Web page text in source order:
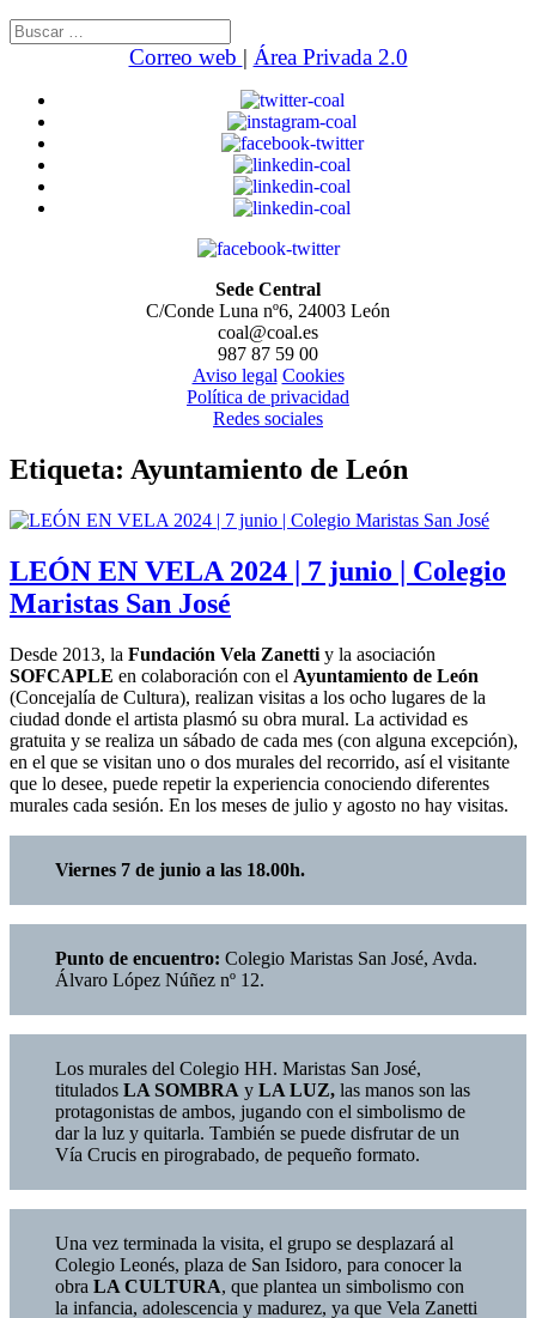
Buscar:
Correo web | Área Privada 2.0
Sede Central
C/Conde Luna nº6, 24003 León
coal@coal.es
987 87 59 00
Aviso legal Cookies
Política de privacidad
Redes sociales
Etiqueta: Ayuntamiento de León
LEÓN EN VELA 2024 | 7 junio | Colegio
Maristas San José
Desde 2013, la Fundación Vela Zanetti y la asociación
SOFCAPLE en colaboración con el Ayuntamiento de León
(Concejalía de Cultura), realizan visitas a los ocho lugares de la
ciudad donde el artista plasmó su obra mural. La actividad es
gratuita y se realiza un sábado de cada mes (con alguna excepción),
en el que se visitan uno o dos murales del recorrido, así el visitante
que lo desee, puede repetir la experiencia conociendo diferentes
murales cada sesión. En los meses de julio y agosto no hay visitas.
Viernes 7 de junio a las 18.00h.
Punto de encuentro: Colegio Maristas San José, Avda.
Álvaro López Núñez nº 12.
Los murales del Colegio HH. Maristas San José,
titulados LA SOMBRA y LA LUZ, las manos son las
protagonistas de ambos, jugando con el simbolismo de
dar la luz y quitarla. También se puede disfrutar de un
Vía Crucis en pirograbado, de pequeño formato.
Una vez terminada la visita, el grupo se desplazará al
Colegio Leonés, plaza de San Isidoro, para conocer la
obra LA CULTURA, que plantea un simbolismo con
la infancia, adolescencia y madurez, ya que Vela Zanetti